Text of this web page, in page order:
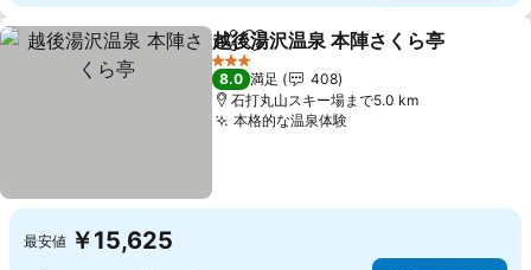
シェアお気に入りに追加
越後湯沢温泉 本陣さくら亭
3 ホテルのランク
8.0 満足
408
石打丸山スキー場まで5.0 km
本格的な温泉体験
最安値 ￥15,625